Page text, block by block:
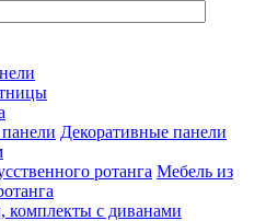
Декоративные панели
Мебель из
комплекты с диванами